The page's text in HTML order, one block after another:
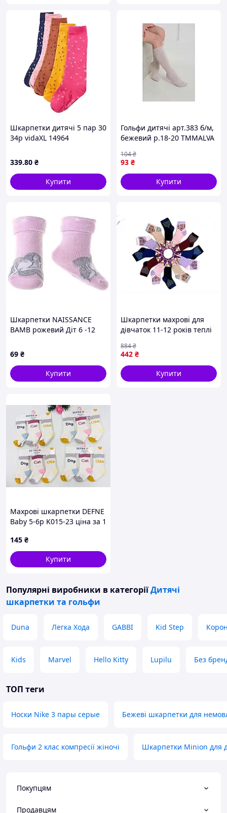
Шкарпетки дитячі 5 пар 30
34р vidaXL 14964
339.80 ₴
Купити
Гольфи дитячі арт.383 б/м,
бежевий р.18-20 ТМMALVA
93 ₴
104₴
Купити
Шкарпетки NAISSANCE
BAMB рожевий Діт 6 -12
69 ₴
Купити
Шкарпетки махрові для
дівчаток 11-12 років теплі
комфорту та захисту
442 ₴
884₴
Купити
Махрові шкарпетки DEFNE
Baby 5-6р K015-23 ціна за 1
145 ₴
Купити
Популярні виробники в категоріїДитячі
шкарпетки та гольфи
Duna Легка Хода GABBI Kid Step
Kids Marvel Hello Kitty Lupilu Без
ТОП теги
Носки Nike 3 пары серые Бежеві шкарпетки для
Гольфи 2 клас компресії жіночі Шкарпетки Minion для
Покупцям
Продавцям